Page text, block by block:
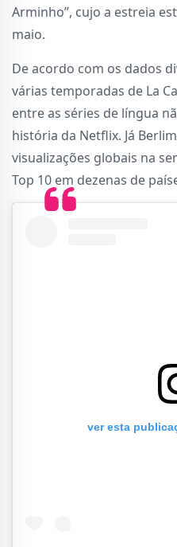
Arminho”, cujo a estreia
maio.
De acordo com os dados
várias temporadas de La
entre as séries de língua
história da Netflix. Já
visualizações globais na
Top 10 em dezenas de
ver esta